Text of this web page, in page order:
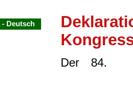
Deutsch
Der 84.